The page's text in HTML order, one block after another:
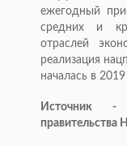
ежегодный
средних и
отраслей
реализация
началась в
Источник -
правительства